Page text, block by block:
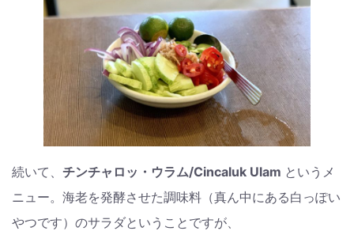
続いて、 チンチャロッ・ウラム/Cincaluk Ulam というメ
ニュー。海老を発酵させた調味料（真ん中にある白っぽい
やつです）のサラダということですが、